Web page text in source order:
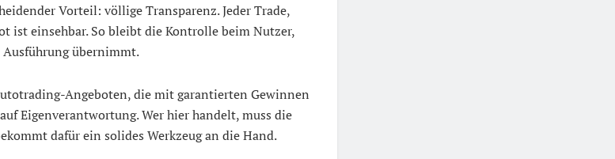
Vorteil: völlige Transparenz. Jeder Trade,
ist einsehbar. So bleibt die Kontrolle beim Nutzer,
Ausführung übernimmt.
Angeboten, die mit garantierten Gewinnen
Eigenverantwortung. Wer hier handelt, muss die
dafür ein solides Werkzeug an die Hand.